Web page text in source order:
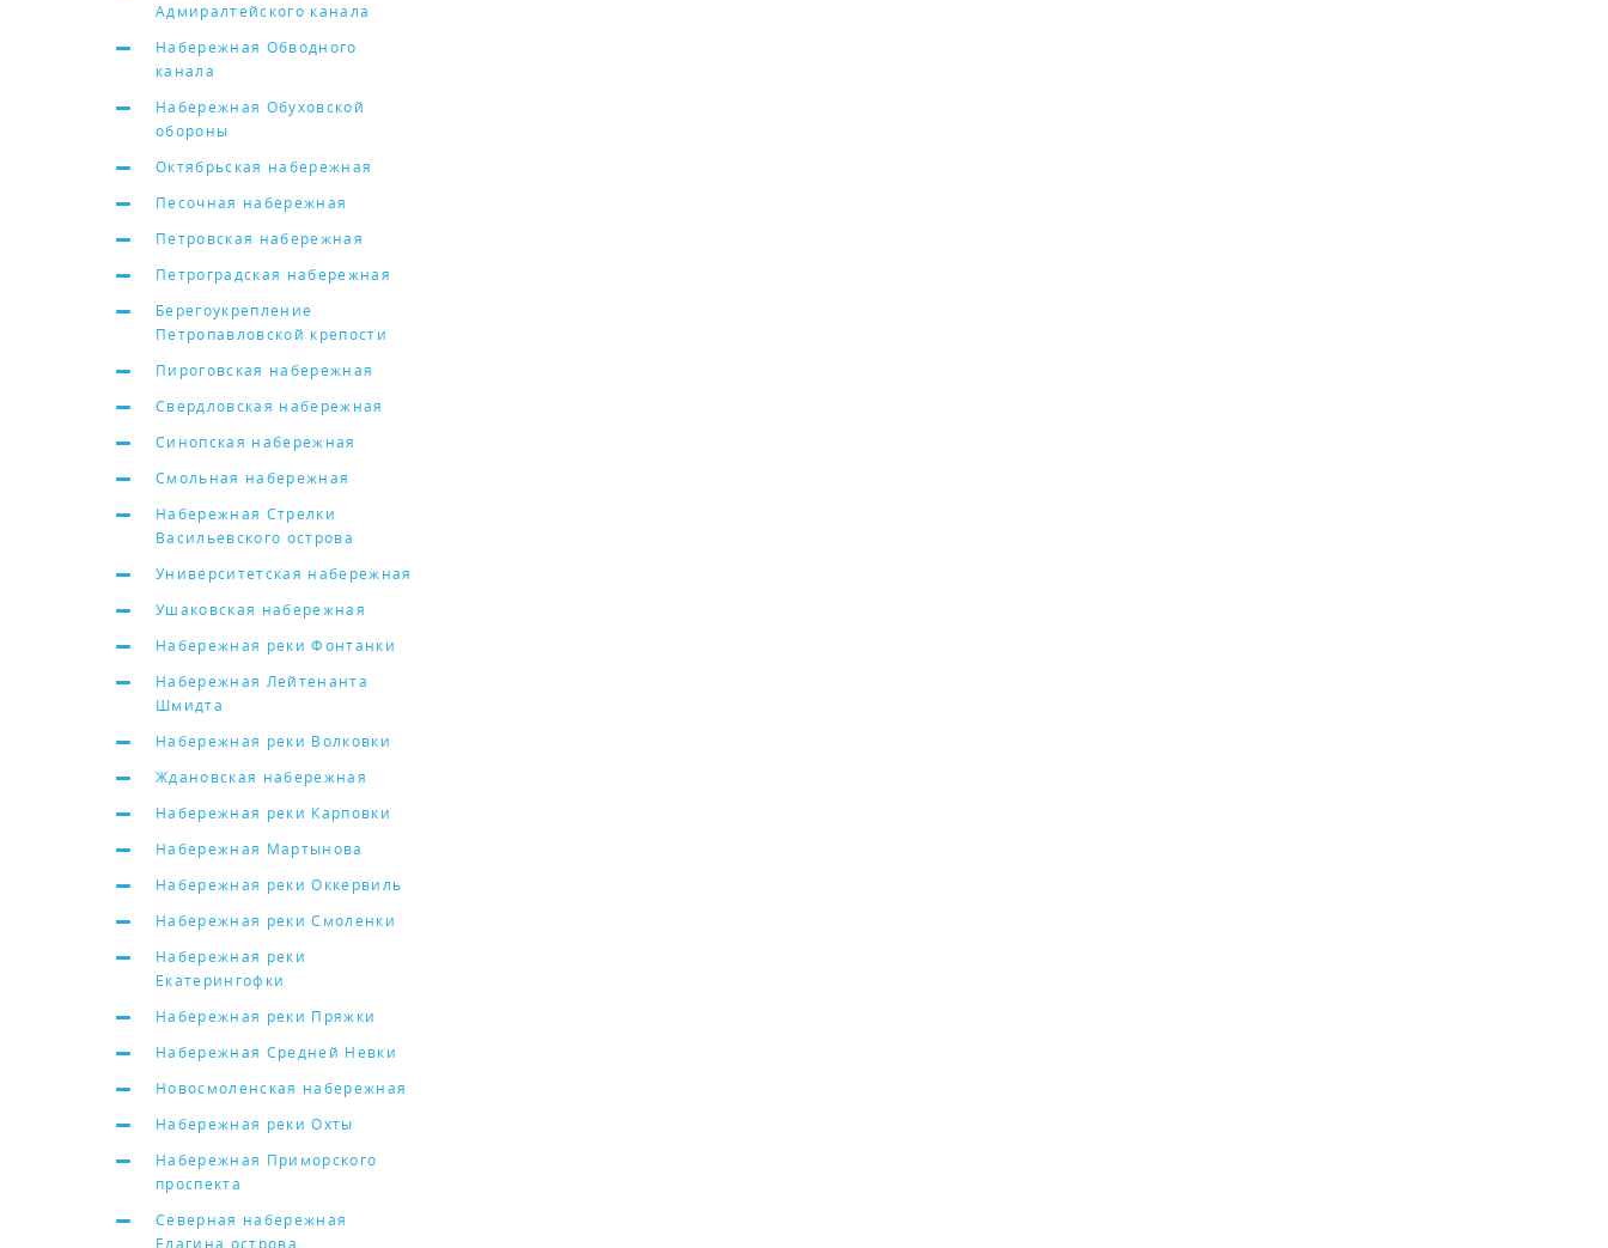
Адмиралтейского канала
Набережная Обводного
канала
Набережная Обуховской
обороны
Октябрьская набережная
Песочная набережная
Петровская набережная
Петроградская набережная
Берегоукрепление
Петропавловской крепости
Пироговская набережная
Свердловская набережная
Синопская набережная
Смольная набережная
Набережная Стрелки
Васильевского острова
Университетская набережная
Ушаковская набережная
Набережная реки Фонтанки
Набережная Лейтенанта
Шмидта
Набережная реки Волковки
Ждановская набережная
Набережная реки Карповки
Набережная Мартынова
Набережная реки Оккервиль
Набережная реки Смоленки
Набережная реки
Екатерингофки
Набережная реки Пряжки
Набережная Средней Невки
Новосмоленская набережная
Набережная реки Охты
Набережная Приморского
проспекта
Северная набережная
Елагина острова